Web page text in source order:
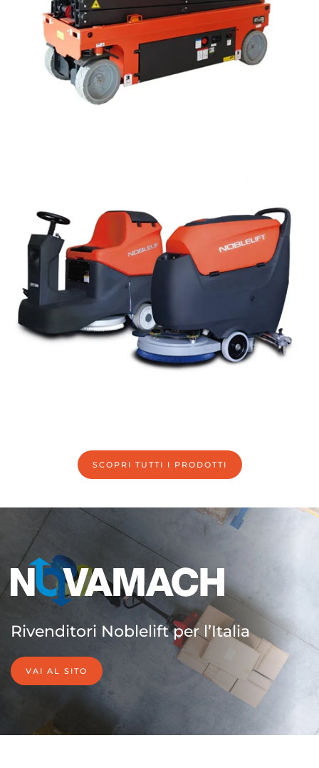
GUARDA LA GAMMA
SCOPRI TUTTI I PRODOTTI
Rivenditori Noblelift per l’Italia
VAI AL SITO